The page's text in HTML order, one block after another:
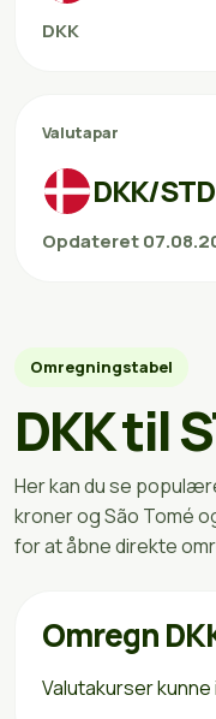
DKK
Valutapar
DKK/STD
Opdateret
Omregningstabel
DKK til
Her kan du se
kroner og São Tomé
for at åbne direkte
Omregn
Valutakurser